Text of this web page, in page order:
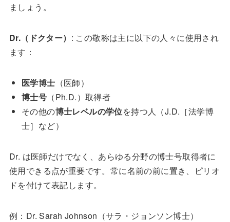
ましょう。
Dr.（ドクター） : この敬称は主に以下の人々に使用され
ます：
医学博士 （医師）
博士号 （Ph.D.）取得者
その他の博士レベルの学位を持つ人（J.D.［法学博
士］など）
Dr. は医師だけでなく、あらゆる分野の博士号取得者に
使用できる点が重要です。常に名前の前に置き、ピリオ
ドを付けて表記します。
例：Dr. Sarah Johnson（サラ・ジョンソン博士）